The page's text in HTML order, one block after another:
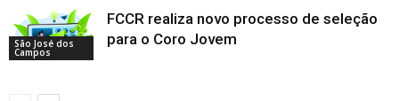
São José dos
Campos
FCCR realiza novo processo de seleção
para o Coro Jovem